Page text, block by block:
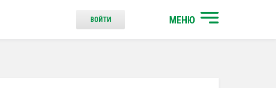
МЕНЮ
ВОЙТИ